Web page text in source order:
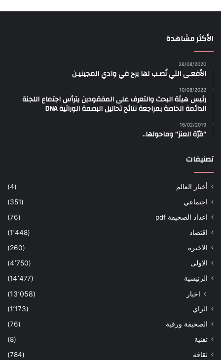
الأكثر مشاهدة
26/08/2020
الأفعـى التي نُصـب لها برج في وادي المجينيـن
10/08/2022
رئيس هيئة البحث والتعرف على المفقودين يترأس اجتماع اللجنة
الدائمة الخاصة بمراجعة نتائج تحاليل البصمة الوراثية DNA
16/02/2019
“قرّة العنز” وماحولها..
تصنيفات
أخبار العالم
(4)
اجتماعي
(351)
اعداد الصحيفة pdf
(76)
اقتصاد
(1٬448)
الاخيرة
(260)
الاولى
(4٬750)
الرئيسية
(14٬477)
اخبار (13٬058)
الراي
(1٬173)
الصحيفة ورقية
(76)
تقنية
(8)
ثقافة
(784)